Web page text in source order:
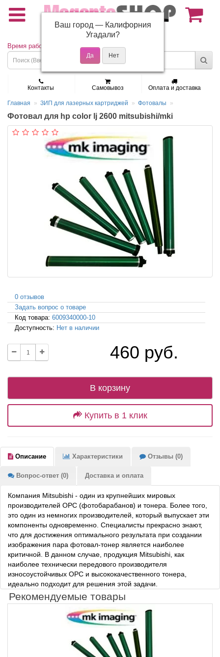
(495) 150-01-37
Время работы: Пн - Пт 9:30 - 19:00
Контакты Самовывоз Оплата и доставка
Главная ЗИП для лазерных картриджей Фотовалы
Фотовал для hp color lj 2600 mitsubishi/mki
0 отзывов
Задать вопрос о товаре
Код товара: 6009340000-10
Доступность: Нет в наличии
460 руб.
В корзину
Купить в 1 клик
Описание Характеристики Отзывы (0)
Вопрос-ответ (0) Доставка и оплата
Компания Mitsubishi - один из крупнейших мировых
производителей ОРС (фотобарабанов) и тонера. Более того,
это один из немногих производителей, который выпускает эти
компоненты одновременно. Специалисты прекрасно знают,
что для достижения оптимального результата при создании
изображения пара фотовал-тонер является наиболее
критичной. В данном случае, продукция Mitsubishi, как
наиболее технически передового производителя
износоустойчивых ОРС и высококачественного тонера,
идеально подходит для решения этой задачи.
Рекомендуемые товары
Ваш город — Калифорния
Угадали?